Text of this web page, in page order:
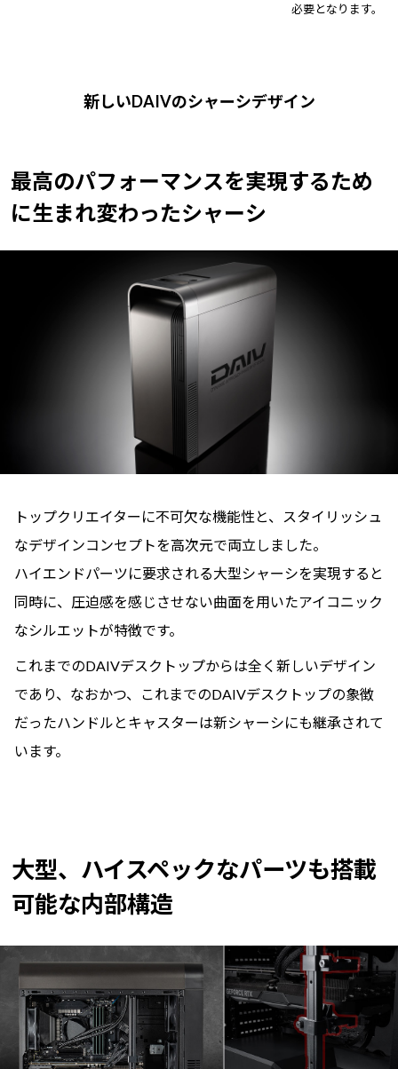
必要となります。
新しいDAIVのシャーシデザイン
最高のパフォーマンスを実現するため
に生まれ変わったシャーシ
トップクリエイターに不可欠な機能性と、スタイリッシュ
なデザインコンセプトを高次元で両立しました。
ハイエンドパーツに要求される大型シャーシを実現すると
同時に、圧迫感を感じさせない曲面を用いたアイコニック
なシルエットが特徴です。
これまでのDAIVデスクトップからは全く新しいデザイン
であり、なおかつ、これまでのDAIVデスクトップの象徴
だったハンドルとキャスターは新シャーシにも継承されて
います。
大型、ハイスペックなパーツも搭載
可能な内部構造